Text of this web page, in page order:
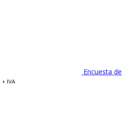
Encuesta de
+ IVA